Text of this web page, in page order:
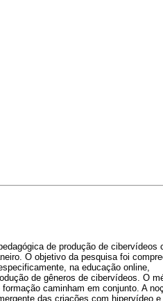
de produção de cibervídeos
O objetivo da pesquisa foi
na educação online,
de gêneros de cibervídeos. O
caminham em conjunto. A
das criações com hipervídeo e